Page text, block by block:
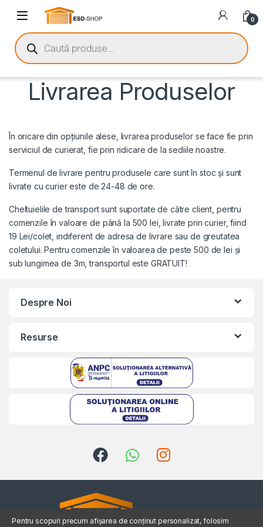
0
Livrarea Produselor
În oricare din opțiunile alese, livrarea produselor se face fie prin
serviciul de curierat, fie prin ridicare de la sediile noastre.
Termenul de livrare pentru produsele care sunt în stoc și sunt
livrate cu curier este de 24-48 de ore.
Cheltuielile de transport sunt suportate de către client, pentru
comenzile în valoare de până la 500 lei, livrate prin curier, fiind
19 Lei/colet, indiferent de adresa de livrare sau de greutatea
coletului. Pentru comenzile în valoarea de peste 500 de lei și
sub lungimea de 3m, transportul este GRATUIT!
Despre Noi
Resurse
Kriszta
Typically replies within a day
Pentru scopuri precum afișarea de conținut personalizat, folosim